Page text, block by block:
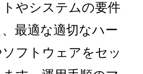
やシステムの要件
最適な適切なハー
ソフトウェアをセッ